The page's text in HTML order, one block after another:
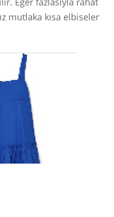
mutlaka kısa elbiseler